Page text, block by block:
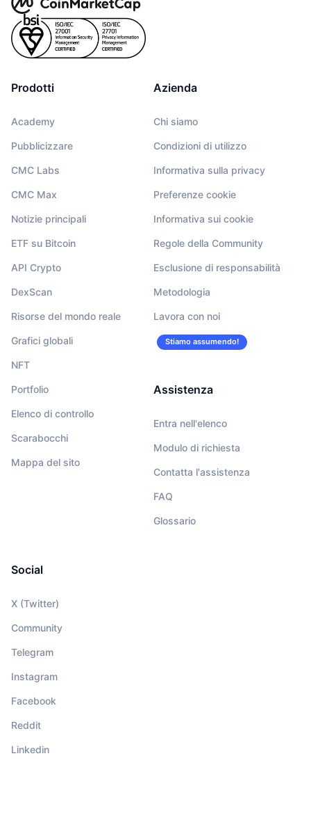
Prodotti
Academy
Pubblicizzare
CMC Labs
CMC Max
Notizie principali
ETF su Bitcoin
API Crypto
DexScan
Risorse del mondo reale
Grafici globali
NFT
Portfolio
Elenco di controllo
Scarabocchi
Mappa del sito
Azienda
Chi siamo
Condizioni di utilizzo
Informativa sulla privacy
Preferenze cookie
Informativa sui cookie
Regole della Community
Esclusione di responsabilità
Metodologia
Lavora con noi
Stiamo assumendo!
Assistenza
Entra nell'elenco
Modulo di richiesta
Contatta l'assistenza
FAQ
Glossario
Social
X (Twitter)
Community
Telegram
Instagram
Facebook
Reddit
Linkedin